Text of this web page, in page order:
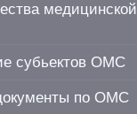
медицинской
субьектов ОМС
по ОМС